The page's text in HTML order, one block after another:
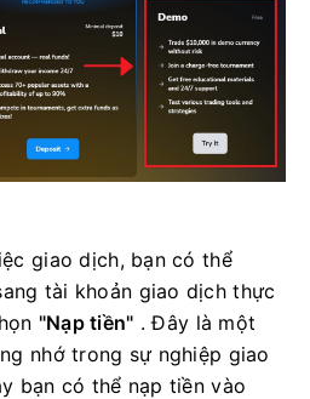
giao dịch, bạn có thể
tài khoản giao dịch thực
"Nạp tiền" . Đây là một
nhớ trong sự nghiệp giao
bạn có thể nạp tiền vào